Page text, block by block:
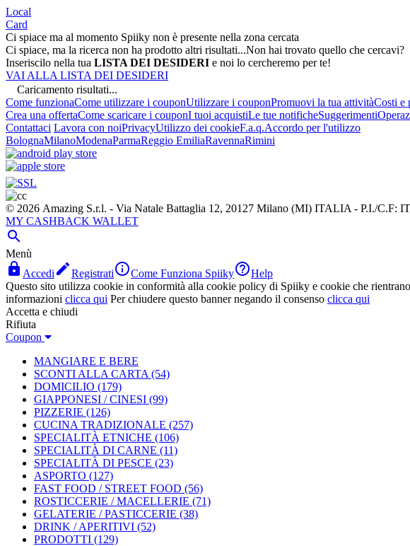
Local
Card
Ci spiace ma al momento Spiiky non è presente nella zona cercata
Ci spiace, ma la ricerca non ha prodotto altri risultati...Non hai trovato quello che cercavi?
Inseriscilo nella tua LISTA DEI DESIDERI e noi lo cercheremo per te!
VAI ALLA LISTA DEI DESIDERI
Caricamento risultati...
Come funzionaCome utilizzare i couponUtilizzare i couponPromuovi la tua attivitàCosti e
Crea una offertaCome scaricare i couponI tuoi acquistiLe tue notificheSuggerimenti
Contattaci Lavora con noiPrivacyUtilizzo dei cookieF.a.q.Accordo per l'utilizzo
BolognaMilanoModenaParmaReggio EmiliaRavennaRimini
© 2026 Amazing S.r.l. - Via Natale Battaglia 12, 20127 Milano (MI) ITALIA - P.I./C.F:
MY CASHBACK WALLET

Menù
 Accedi RegistratiCome Funziona SpiikyHelp
Questo sito utilizza cookie in conformità alla cookie policy di Spiiky e cookie che
informazioni clicca qui Per chiudere questo banner negando il consenso clicca qui
Accetta e chiudi
Rifiuta
Coupon
MANGIARE E BERE
SCONTI ALLA CARTA (54)
DOMICILIO (179)
GIAPPONESI / CINESI (99)
PIZZERIE (126)
CUCINA TRADIZIONALE (257)
SPECIALITÀ ETNICHE (106)
SPECIALITÀ DI CARNE (11)
SPECIALITÀ DI PESCE (23)
ASPORTO (127)
FAST FOOD / STREET FOOD (56)
ROSTICCERIE / MACELLERIE (71)
GELATERIE / PASTICCERIE (38)
DRINK / APERITIVI (52)
PRODOTTI (129)